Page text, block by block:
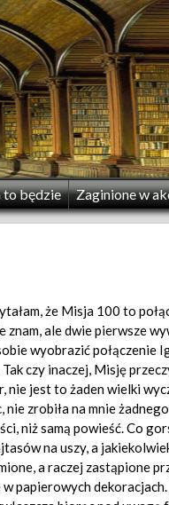
to będzie Zaginione w
że Misja 100 to
ale dwie pierwsze
wyobrazić połączenie
Tak czy inaczej, Misję
nie jest to żaden wielki
zrobiła na mnie
niż samą powieść. Co
na uszy, a
a raczej zastąpione
papierowych